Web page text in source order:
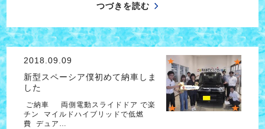
つづきを読む
2018.09.09
新型スペーシア僕初めて納車しま
した
ご納車 両側電動スライドドア で楽
チン マイルドハイブリッドで低燃
費 デュア…